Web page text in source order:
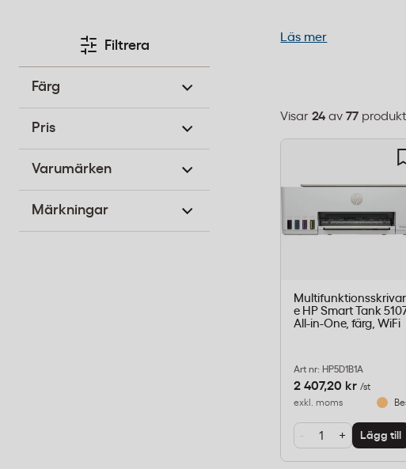
behöver en
Läs mer
Välj
sorteringsordning
Visar24 av77
Multifunktionsskrivar
e HP Smart Tank
All-in-One, färg, WiFi
Art nr: HP5D1B1A
2 407,20 kr /st
exkl. moms
- + Lägg till
Filtrera
Färg
Pris
Varumärken
Märkningar